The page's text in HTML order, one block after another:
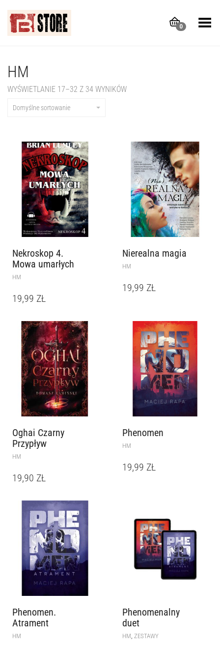
0
Toggle Menu
HM
WYŚWIETLANIE 17–32 Z 34 WYNIKÓW
Domyślne sortowanie
Nekroskop 4.
Mowa umarłych
HM
19,99 ZŁ
Nierealna magia
HM
19,99 ZŁ
Oghai Czarny
Przypływ
HM
19,90 ZŁ
Phenomen
HM
19,99 ZŁ
Phenomen.
Atrament
HM
Phenomenalny
duet
HM ZESTAWY